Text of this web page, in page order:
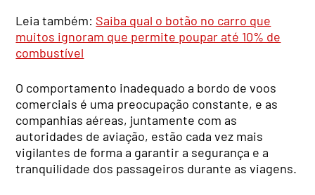
Leia também: Saiba qual o botão no carro que
muitos ignoram que permite poupar até 10% de
combustível
O comportamento inadequado a bordo de voos
comerciais é uma preocupação constante, e as
companhias aéreas, juntamente com as
autoridades de aviação, estão cada vez mais
vigilantes de forma a garantir a segurança e a
tranquilidade dos passageiros durante as viagens.